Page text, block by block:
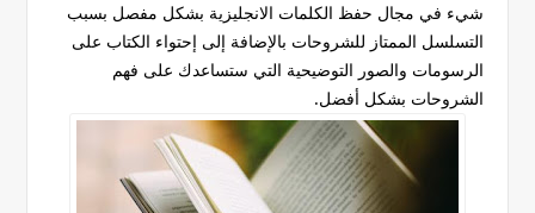
شيء في مجال حفظ الكلمات الانجليزية بشكل مفصل بسبب
التسلسل الممتاز للشروحات بالإضافة إلى إحتواء الكتاب على
الرسومات والصور التوضيحية التي ستساعدك على فهم
الشروحات بشكل أفضل.